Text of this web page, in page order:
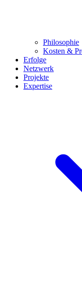
Philosophie
Kosten &
Erfolge
Netzwerk
Projekte
Expertise